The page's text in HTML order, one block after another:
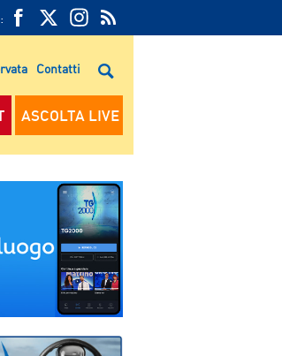
FEED
RSS
RSS
Contatti
ASCOLTA LIVE